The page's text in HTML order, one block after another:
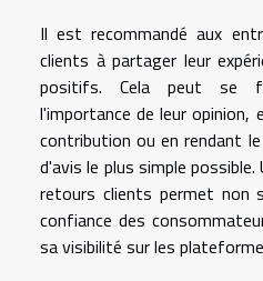
Il est recommandé aux
clients à partager leur
positifs. Cela peut se
l'importance de leur opinion,
contribution ou en rendant
d'avis le plus simple
retours clients permet non
confiance des
sa visibilité sur les